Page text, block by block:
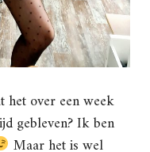
het over een week
gebleven? Ik ben
Maar het is wel